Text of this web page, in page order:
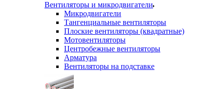
Вентиляторы и микродвигатели
Микродвигатели
Тангенциальные вентиляторы
Плоские вентиляторы (квадратные)
Мотовентиляторы
Центробежные вентиляторы
Арматура
Вентиляторы на подставке